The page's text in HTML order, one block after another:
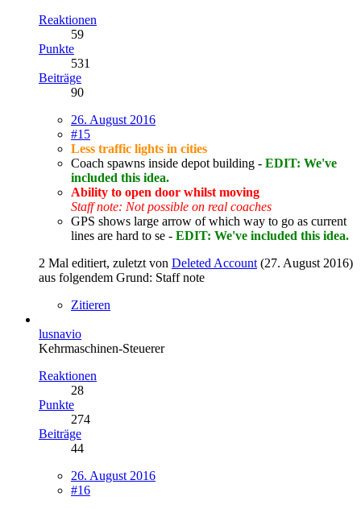
Reaktionen
59
Punkte
531
Beiträge
90
26. August 2016
#15
Less traffic lights in cities
Coach spawns inside depot building - EDIT: We've
included this idea.
Ability to open door whilst moving
Staff note: Not possible on real coaches
GPS shows large arrow of which way to go as current
lines are hard to se - EDIT: We've included this idea.
2 Mal editiert, zuletzt von Deleted Account (27. August 2016)
aus folgendem Grund: Staff note
Zitieren
lusnavio
Kehrmaschinen-Steuerer
Reaktionen
28
Punkte
274
Beiträge
44
26. August 2016
#16